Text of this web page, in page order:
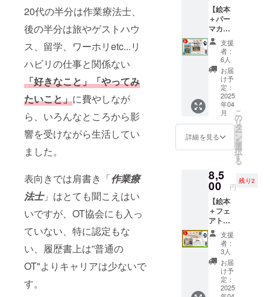
20代の半分は作業療法士、
後の半分は旅やゲストハウ
ス、留学、ワーホリetc...リ
ハビリの仕事と関係ない
「好きなこと」「やってみ
たいこと」に費やしなが
ら、いろんなところから影
響を受けながら生活してい
ました。
表向きでは肩書き「作業療
法士」はとても聞こえはい
いですが、OT協会にも入っ
ていない、特に認定もな
い、履歴書上は”普通の
OT"よりキャリアは少ないで
す。
必ず各
プラッ
ト
フォー
ムで活
動報告
を行い
ます。
あなた
の支援
がどう
地域に
るか、
ぜひお
くださ
い。 完
成は
2025年
内、、
しっか
りと作
りたい
ので気
長にお
待ちく
ださ
い。日
師さん
の自己
負担し
ている
のが現
状で
す。個
人の支
援では
やはり
限界が
ありま
す。是
様のお
力をお
い！！
【支援
内容】
・寄贈
先 陣
馬ジビ
エ会
会長 大
木隆之
さん ・
支援内
容 罠
等狩猟
は、資
金決済
に関す
る法律
により
発行日
から6ヶ
月以内
となり
ますの
で、期
間内に
くださ
い。 ー
くださ
いー ・
出店頻
度・イ
ベント
場所も
未定の
ため、
知り合
いの購
入を奨
励しま
す ・ピ
めご了
承くだ
さい。
【リ
ターン
内容】
1.今回
の支援
で制作
した
「ぼく
らの価
値」の
絵本1冊
年内目
標) 2.
カル
チャー
菜園入
門 自然
の仕組
みを生
かす家
庭菜園
(４〜5
不思議
な世界
の話を
たくさ
ん教え
てくれ
まし
た。今
回のク
ラウド
ファン
ディン
グの趣
旨を説
ターン
品とし
て扱う
ことを
承諾し
てくだ
さいま
した。
【リ
ターン
内容】
1.今回
の支援
【絵本
＋パー
マカル
チャー
参考書
②】
パーマ
カル
チャー
ジャパ
ンの設
楽さん
から、
リター
ン品へ
の協力
まし
た！ こ
ちらは
①と比
べると
詳しい
内容に
なって
いま
す。 実
際にお
届けす
る商品
支援
者：
6人
お届
け予
定：
2025
年04
月
詳細を見る
こ
の
リ
タ
ー
ン
を
選
択
す
る
8,5
00 円
残り2
【絵本
＋フェ
アト
レード
スパイ
ス5種
セッ
ト！！
】 オー
ガニッ
支援
者：
3人
お届
け予
定：
2025